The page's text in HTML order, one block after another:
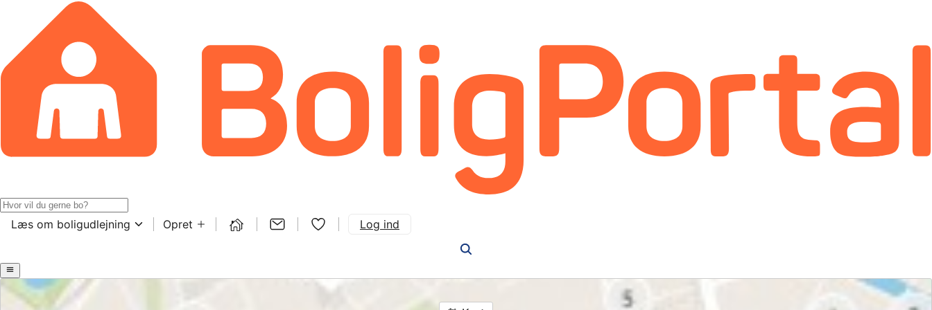
Læs om boligudlejning Opret Log ind